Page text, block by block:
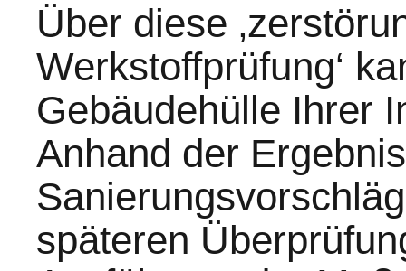
Über diese
Werkstoffprüfung‘
Gebäudehülle Ihrer
Anhand der
späteren